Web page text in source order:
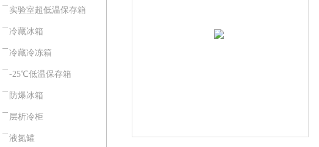
实验室超低温保存箱
冷藏冰箱
冷藏冷冻箱
-25℃低温保存箱
防爆冰箱
层析冷柜
液氮罐